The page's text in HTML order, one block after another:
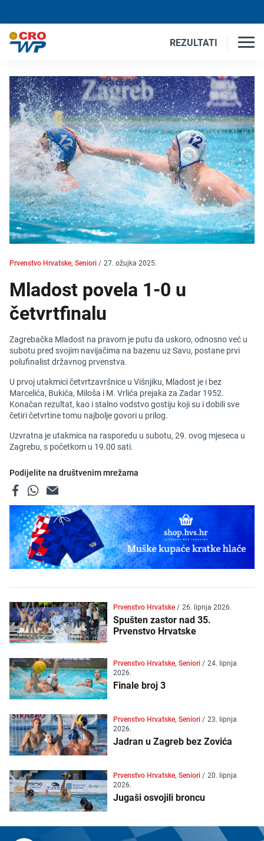
REZULTATI
Prvenstvo Hrvatske, Seniori / 27. ožujka 2025.
Mladost povela 1-0 u
četvrtfinalu
Zagrebačka Mladost na pravom je putu da uskoro, odnosno već u
subotu pred svojim navijačima na bazenu uz Savu, postane prvi
polufinalist državnog prvenstva.
U prvoj utakmici četvrtzavršnice u Višnjiku, Mladost je i bez
Marcelića, Bukića, Miloša i M. Vrlića prejaka za Zadar 1952.
Konačan rezultat, kao i stalno vodstvo gostiju koji su i dobili sve
četiri četvrtine tomu najbolje govori u prilog.
Uzvratna je utakmica na rasporedu u subotu, 29. ovog mjeseca u
Zagrebu, s početkom u 19.00 sati.
Podijelite na društvenim mrežama
Prvenstvo Hrvatske/ 26. lipnja 2026.
Spušten zastor nad 35.
Prvenstvo Hrvatske
Prvenstvo Hrvatske, Seniori/ 24. lipnja
2026.
Finale broj 3
Prvenstvo Hrvatske, Seniori/ 23. lipnja
2026.
Jadran u Zagreb bez Zovića
Prvenstvo Hrvatske, Seniori/ 20. lipnja
2026.
Jugaši osvojili broncu